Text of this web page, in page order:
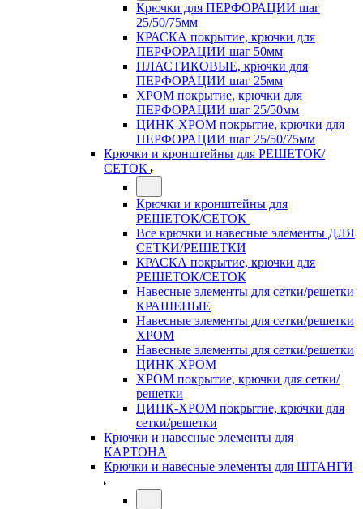
Крючки для ПЕРФОРАЦИИ шаг
25/50/75мм
КРАСКА покрытие, крючки для
ПЕРФОРАЦИИ шаг 50мм
ПЛАСТИКОВЫЕ, крючки для
ПЕРФОРАЦИИ шаг 25мм
ХРОМ покрытие, крючки для
ПЕРФОРАЦИИ шаг 25/50мм
ЦИНК-ХРОМ покрытие, крючки для
ПЕРФОРАЦИИ шаг 25/50/75мм
Крючки и кронштейны для РЕШЕТОК/
СЕТОК
Крючки и кронштейны для
РЕШЕТОК/СЕТОК
Все крючки и навесные элементы ДЛЯ
СЕТКИ/РЕШЕТКИ
КРАСКА покрытие, крючки для
РЕШЕТОК/СЕТОК
Навесные элементы для сетки/решетки
КРАШЕНЫЕ
Навесные элементы для сетки/решетки
ХРОМ
Навесные элементы для сетки/решетки
ЦИНК-ХРОМ
ХРОМ покрытие, крючки для сетки/
решетки
ЦИНК-ХРОМ покрытие, крючки для
сетки/решетки
Крючки и навесные элементы для
КАРТОНА
Крючки и навесные элементы для ШТАНГИ